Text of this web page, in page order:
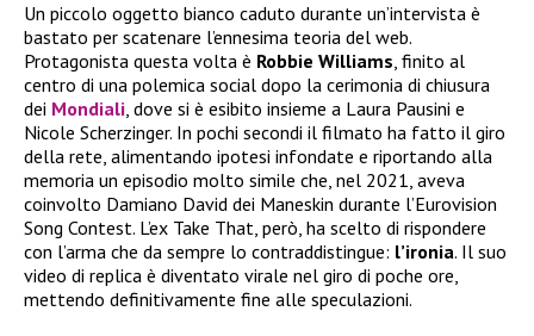
Un piccolo oggetto bianco caduto durante un’intervista è
bastato per scatenare l’ennesima teoria del web.
Protagonista questa volta è Robbie Williams, finito al
centro di una polemica social dopo la cerimonia di chiusura
dei Mondiali, dove si è esibito insieme a Laura Pausini e
Nicole Scherzinger. In pochi secondi il filmato ha fatto il giro
della rete, alimentando ipotesi infondate e riportando alla
memoria un episodio molto simile che, nel 2021, aveva
coinvolto Damiano David dei Maneskin durante l’Eurovision
Song Contest. L’ex Take That, però, ha scelto di rispondere
con l’arma che da sempre lo contraddistingue: l’ironia. Il suo
video di replica è diventato virale nel giro di poche ore,
mettendo definitivamente fine alle speculazioni.